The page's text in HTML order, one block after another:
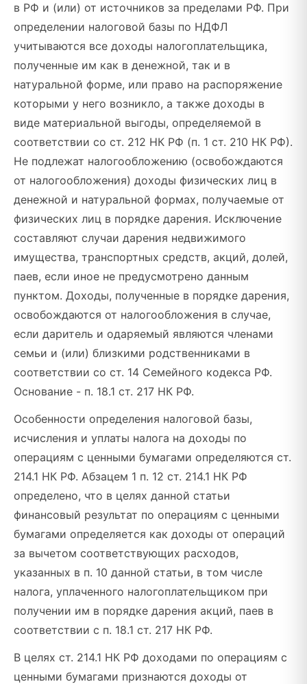
в РФ и (или) от источников за пределами РФ. При
определении налоговой базы по НДФЛ
учитываются все доходы налогоплательщика,
полученные им как в денежной, так и в
натуральной форме, или право на распоряжение
которыми у него возникло, а также доходы в
виде материальной выгоды, определяемой в
соответствии со ст. 212 НК РФ (п. 1 ст. 210 НК РФ).
Не подлежат налогообложению (освобождаются
от налогообложения) доходы физических лиц в
денежной и натуральной формах, получаемые от
физических лиц в порядке дарения. Исключение
составляют случаи дарения недвижимого
имущества, транспортных средств, акций, долей,
паев, если иное не предусмотрено данным
пунктом. Доходы, полученные в порядке дарения,
освобождаются от налогообложения в случае,
если даритель и одаряемый являются членами
семьи и (или) близкими родственниками в
соответствии со ст. 14 Семейного кодекса РФ.
Основание - п. 18.1 ст. 217 НК РФ.
Особенности определения налоговой базы,
исчисления и уплаты налога на доходы по
операциям с ценными бумагами определяются ст.
214.1 НК РФ. Абзацем 1 п. 12 ст. 214.1 НК РФ
определено, что в целях данной статьи
финансовый результат по операциям с ценными
бумагами определяется как доходы от операций
за вычетом соответствующих расходов,
указанных в п. 10 данной статьи, в том числе
налога, уплаченного налогоплательщиком при
получении им в порядке дарения акций, паев в
соответствии с п. 18.1 ст. 217 НК РФ.
В целях ст. 214.1 НК РФ доходами по операциям с
ценными бумагами признаются доходы от